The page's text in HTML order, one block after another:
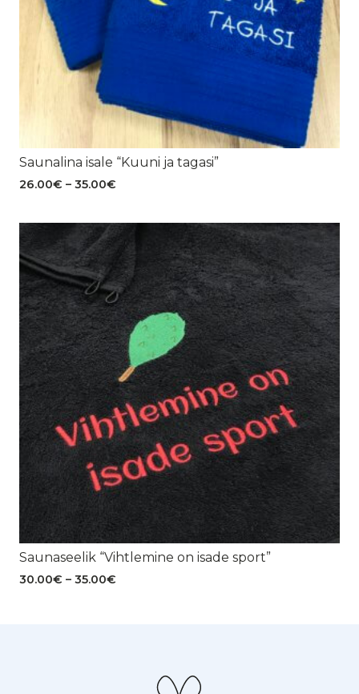
Saunalina isale “Kuuni ja tagasi”
26.00€ – 35.00€
35.00€
Saunaseelik “Vihtlemine on isade sport”
30.00€ – 35.00€